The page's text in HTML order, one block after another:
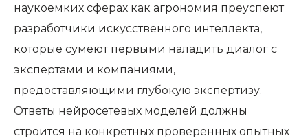
наукоемких сферах как агрономия преуспеют
разработчики искусственного интеллекта,
которые сумеют первыми наладить диалог с
экспертами и компаниями,
предоставляющими глубокую экспертизу.
Ответы нейросетевых моделей должны
строится на конкретных проверенных опытных